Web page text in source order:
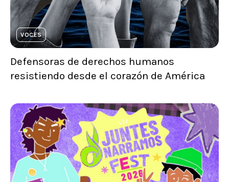
VOCES
Defensoras de derechos humanos
resistiendo desde el corazón de América